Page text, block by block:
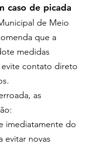
caso de picada
de Meio
que a
medidas
evite contato direto
as
imediatamente do
evitar novas